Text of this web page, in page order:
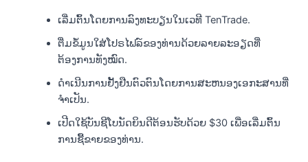
ເລີ່ມຕົ້ນໂດຍການລົງທະບຽນໃນເວທີ TenTrade.
ຕື່ມຂໍ້ມູນໃສ່ໂປຣໄຟລ໌ຂອງທ່ານດ້ວຍລາຍລະອຽດທີ່
ຕ້ອງການທັງໝົດ.
ດໍາເນີນການຢັ້ງຢືນຕົວຕົນໂດຍການສະຫນອງເອກະສານທີ່
ຈໍາເປັນ.
ເປີດໃຊ້ບັນຊີໂບນັດຍິນດີຕ້ອນຮັບດ້ວຍ $30 ເພື່ອເລີ່ມຕົ້ນ
ການຊື້ຂາຍຂອງທ່ານ.